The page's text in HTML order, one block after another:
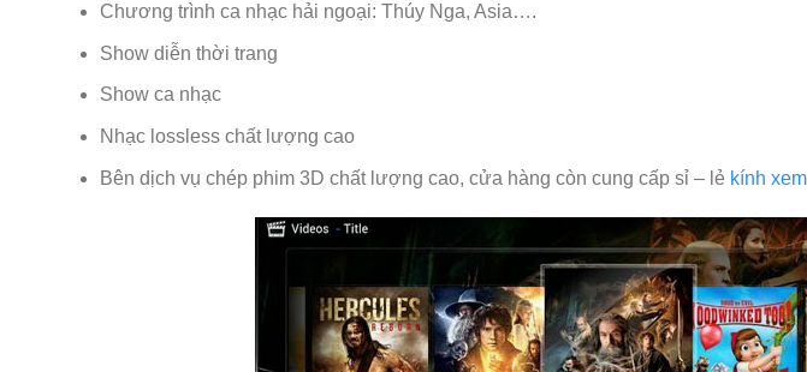
Chương trình ca nhạc hải ngoại: Thúy Nga, Asia….
Show diễn thời trang
Show ca nhạc
Nhạc lossless chất lượng cao
Bên dịch vụ chép phim 3D chất lượng cao, cửa hàng còn cung cấp sỉ – lẻ kính